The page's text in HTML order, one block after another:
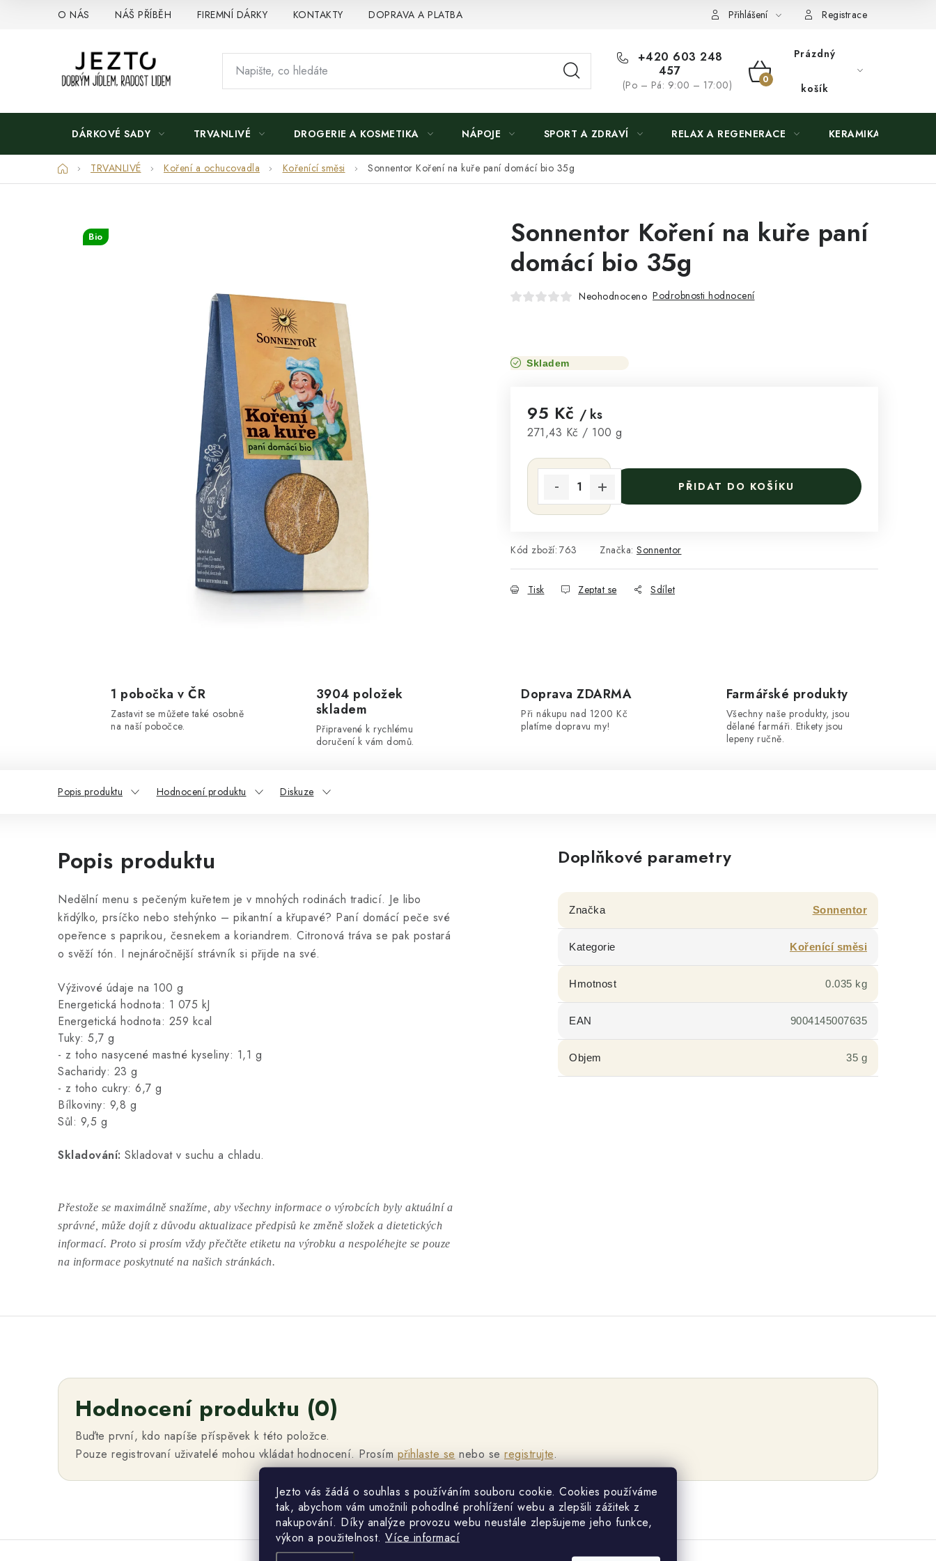
Jezto vás žádá o souhlas s používáním souboru cookie. Cookies používáme
tak, abychom vám umožnili pohodlné prohlížení webu a zlepšili zážitek z
nakupování. Díky analýze provozu webu neustále zlepšujeme jeho funkce,
výkon a použitelnost. Více informací
O NÁS NÁŠ PŘÍBĚH FIREMNÍ DÁRKY KONTAKTY DOPRAVA A PLATBA Přihlášení Registrace
+420 603 248
457
(Po – Pá: 9:00 – 17:00)
NÁKUPNÍ
Prázdný
košík
DÁRKOVÉ SADY TRVANLIVÉ DROGERIE A KOSMETIKA NÁPOJE SPORT A ZDRAVÍ RELAX A REGENERACE KERAMIKA
DomůTRVANLIVÉ Koření a ochucovadla Kořenící směsi Sonnentor Koření na kuře paní domácí bio 35g
Sonnentor Koření na kuře paní
domácí bio 35g
Neohodnoceno Podrobnosti hodnocení
Skladem
95 Kč / ks
Měrná cena:
271,43 Kč / 100 g
PŘIDAT DO KOŠÍKU
Kód zboží: 763 Značka: Sonnentor
Tisk Zeptat se Sdílet
Bio
1 pobočka v ČR
Zastavit se můžete také osobně
na naší pobočce.
3904 položek
skladem
Připravené k rychlému
doručení k vám domů.
Doprava ZDARMA
Při nákupu nad 1200 Kč
platíme dopravu my!
Farmářské produkty
Všechny naše produkty, jsou
dělané farmáři. Etikety jsou
lepeny ručně.
Popis produktu Hodnocení produktu Diskuze
Popis produktu
Nedělní menu s pečeným kuřetem je v mnohých rodinách tradicí. Je libo
křidýlko, prsíčko nebo stehýnko – pikantní a křupavé? Paní domácí peče své
opeřence s paprikou, česnekem a koriandrem. Citronová tráva se pak postará
o svěží tón. I nejnáročnější strávník si přijde na své.
Výživové údaje na 100 g
Energetická hodnota: 1 075 kJ
Energetická hodnota: 259 kcal
Tuky: 5,7 g
- z toho nasycené mastné kyseliny: 1,1 g
Sacharidy: 23 g
- z toho cukry: 6,7 g
Bílkoviny: 9,8 g
Sůl: 9,5 g
Skladování: Skladovat v suchu a chladu.
Přestože se maximálně snažíme, aby všechny informace o výrobcích byly aktuální a
správné, může dojít z důvodu aktualizace předpisů ke změně složek a dietetických
informací. Proto si prosím vždy přečtěte etiketu na výrobku a nespoléhejte se pouze
na informace poskytnuté na našich stránkách.
Doplňkové parametry
Značka Sonnentor
Kategorie Kořenící směsi
Hmotnost 0.035 kg
EAN 9004145007635
Objem 35 g
Hodnocení produktu (0)
Buďte první, kdo napíše příspěvek k této položce.
Pouze registrovaní uživatelé mohou vkládat hodnocení. Prosím přihlaste se nebo se registrujte.